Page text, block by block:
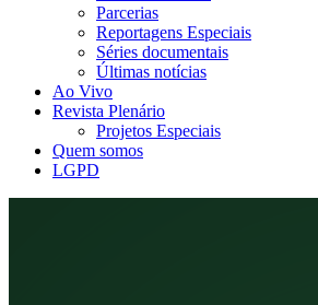
Parcerias
Reportagens Especiais
Séries documentais
Últimas notícias
Ao Vivo
Revista Plenário
Projetos Especiais
Quem somos
LGPD